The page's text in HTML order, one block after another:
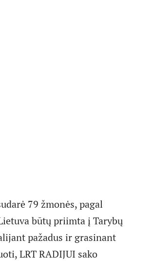
79 žmonės, pagal
būtų priimta į Tarybų
pažadus ir grasinant
LRT RADIJUI sako